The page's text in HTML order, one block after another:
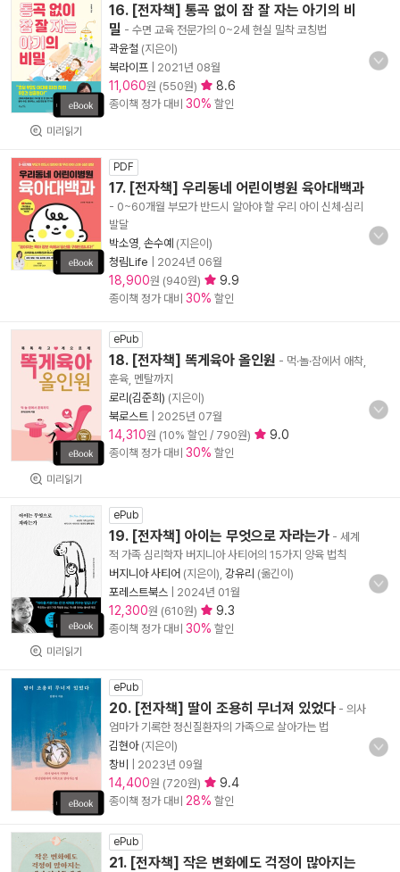
미리읽기
16. [전자책] 통곡 없이 잠 잘 자는 아기의 비
밀 - 수면 교육 전문가의 0~2세 현실 밀착 코칭법
곽윤철 (지은이)
북라이프
2021년 08월
11,060원 (550원) 8.6
종이책 정가 대비 30% 할인
PDF
17. [전자책] 우리동네 어린이병원 육아대백과
- 0~60개월 부모가 반드시 알아야 할 우리 아이 신체·심리
발달
박소영 손수예 (지은이)
청림Life
2024년 06월
18,900원 (940원) 9.9
종이책 정가 대비 30% 할인
미리읽기
ePub
18. [전자책] 똑게육아 올인원 - 먹·놀·잠에서 애착,
훈육, 멘탈까지
로리(김준희) (지은이)
북로스트
2025년 07월
14,310원 (10% 할인 / 790원) 9.0
종이책 정가 대비 30% 할인
미리읽기
ePub
19. [전자책] 아이는 무엇으로 자라는가 - 세계
적 가족 심리학자 버지니아 사티어의 15가지 양육 법칙
버지니아 사티어 (지은이), 강유리 (옮긴이)
포레스트북스
2024년 01월
12,300원 (610원) 9.3
종이책 정가 대비 30% 할인
ePub
20. [전자책] 딸이 조용히 무너져 있었다 - 의사
엄마가 기록한 정신질환자의 가족으로 살아가는 법
김현아(지은이)
창비
2023년 09월
14,400원 (720원) 9.4
종이책 정가 대비 28% 할인
ePub
21. [전자책] 작은 변화에도 걱정이 많아지는